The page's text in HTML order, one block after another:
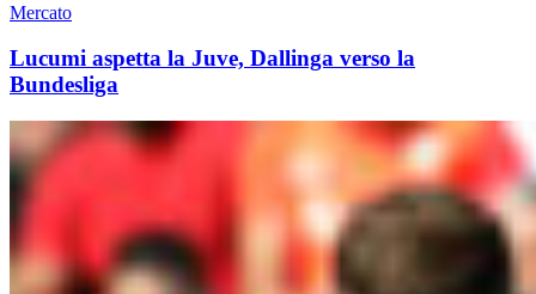
Mercato
Lucumi aspetta la Juve, Dallinga verso la
Bundesliga